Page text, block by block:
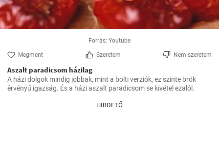
Forrás: Youtube
Megment Szeretem Nem szeretem
Aszalt paradicsom házilag
A házi dolgok mindig jobbak, mint a bolti verziók, ez szinte örök
érvényű igazság. És a házi aszalt paradicsom se kivétel ezalól.
HIRDETŐ